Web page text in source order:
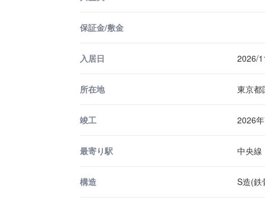
保証金/敷金
入居日 2026/
所在地 東京都
竣工 2026
最寄り駅 中央線
構造 S造(鉄